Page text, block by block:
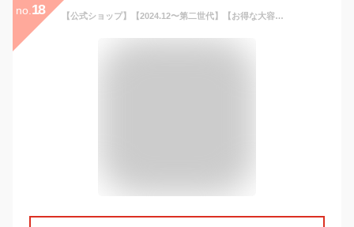
no. 18 【公式ショップ】【2024.12〜第二世代】【お得な大容量2本セット】エブリ カラートリートメント ラージ(260g) 2本セット(アンナドンナ ヘアカラートリートメント アッシュ 青 ヘアカラー カラー エブリカラー 白髪 グレー セルフカラー 白髪染め カラー剤 カラーリング)